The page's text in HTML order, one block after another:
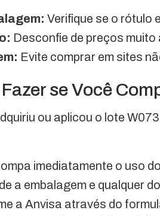
Verifique se o rótulo
Desconfie de preços
Evite comprar em sites
se Você
ou aplicou o lote
imediatamente o uso
a embalagem e qualquer
a Anvisa através do